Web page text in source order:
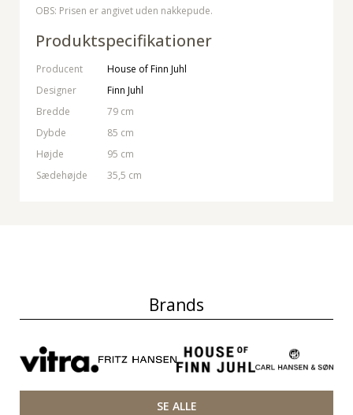
OBS: Prisen er angivet uden nakkepude.
Produktspecifikationer
Producent
House of Finn Juhl
Designer
Finn Juhl
Bredde
79 cm
Dybde
85 cm
Højde
95 cm
Sædehøjde
35,5 cm
Brands
SE ALLE